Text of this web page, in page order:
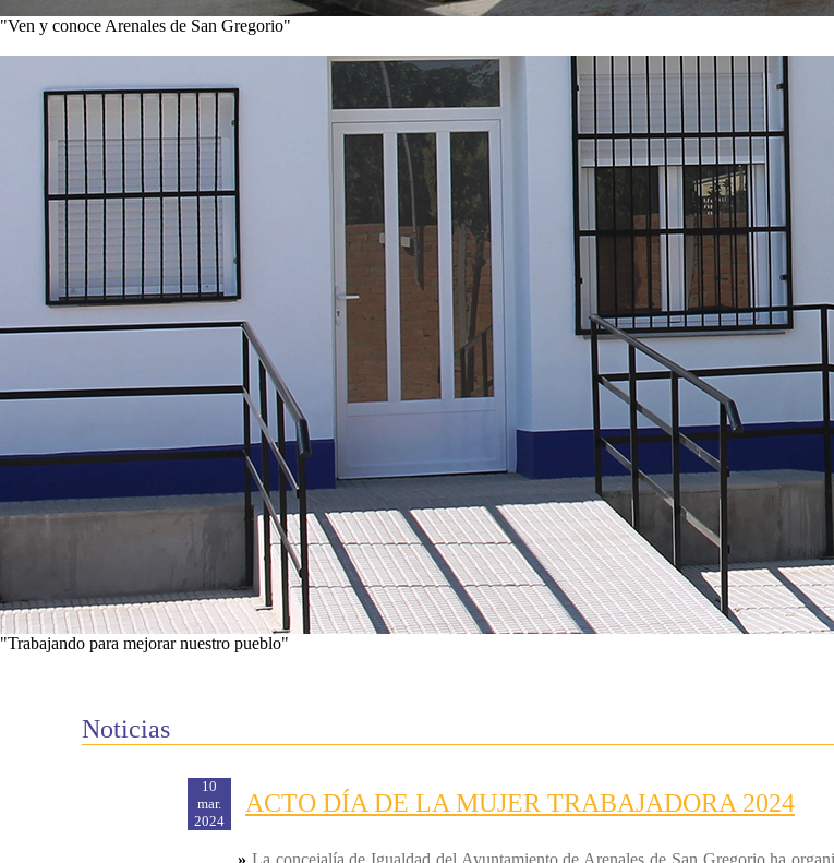
"Ven y conoce Arenales de San Gregorio"
"Trabajando para mejorar nuestro pueblo"
Noticias
10
mar.
2024
ACTO DÍA DE LA MUJER TRABAJADORA 2024
» La concejalía de Igualdad del Ayuntamiento de Arenales de San Gregorio ha